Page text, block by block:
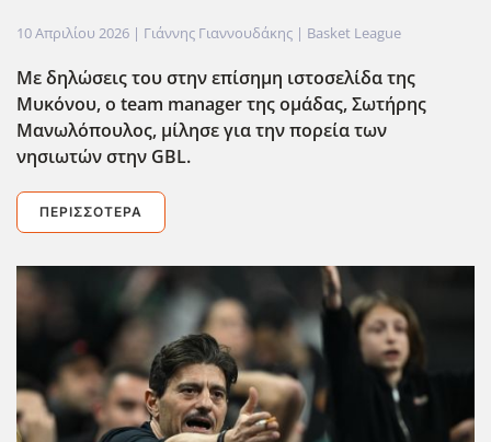
10 Απριλίου 2026 | Γιάννης Γιαννουδάκης | Basket League
Με δηλώσεις του στην επίσημη ιστοσελίδα της
Μυκόνου, ο team managerτης ομάδας, Σωτήρης
Μανωλόπουλος, μίλησε για την πορεία των
νησιωτών στην GBL.
ΠΕΡΙΣΣΌΤΕΡΑ